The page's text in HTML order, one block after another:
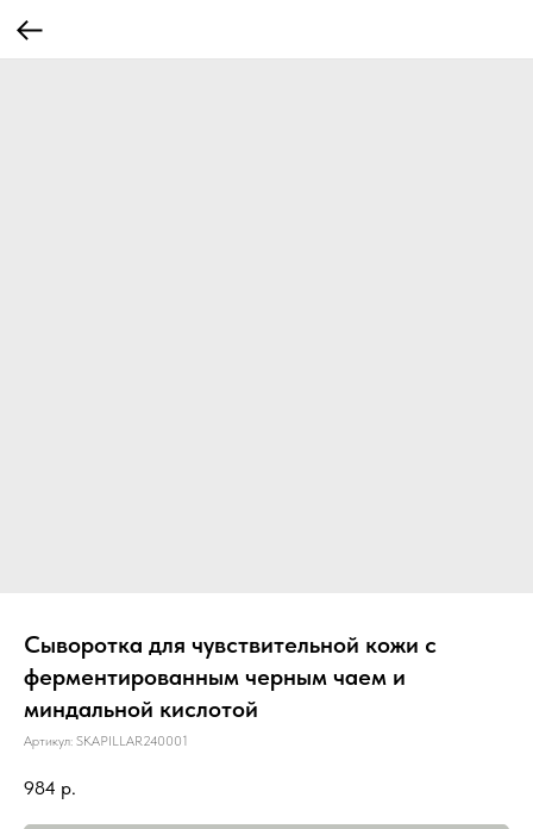
Сыворотка для чувствительной кожи с
ферментированным черным чаем и
миндальной кислотой
Артикул: SKAPILLAR240001
984 р.